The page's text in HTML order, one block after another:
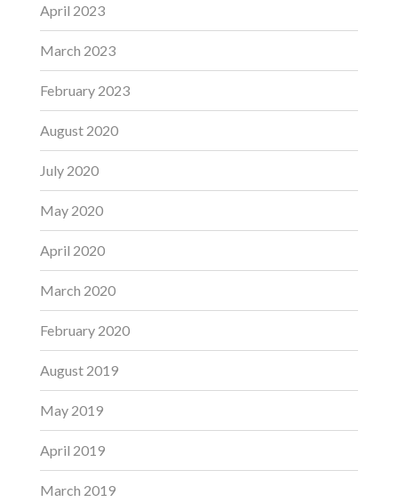
April 2023
March 2023
February 2023
August 2020
July 2020
May 2020
April 2020
March 2020
February 2020
August 2019
May 2019
April 2019
March 2019